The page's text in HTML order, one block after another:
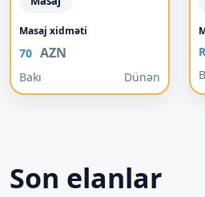
Masaj xidməti
70 AZN
Bakı Dünən
Son elanlar